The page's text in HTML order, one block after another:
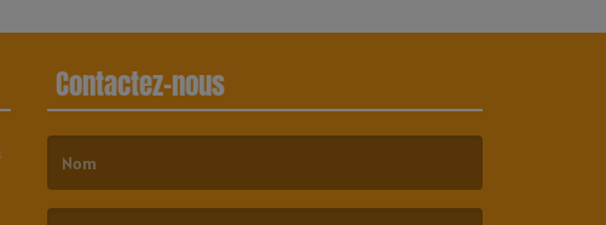
Contactez-nous